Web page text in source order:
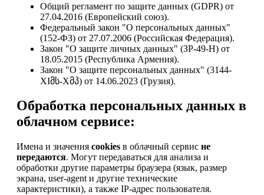
Общий регламент по защите данных (GDPR) от
27.04.2016 (Европейский союз).
Федеральный закон "О персональных данных"
(152-ФЗ) от 27.07.2006 (Российская Федерация).
Закон "О защите личных данных" (ЗР-49-Н) от
18.05.2015 (Республика Армения).
Закон "О защите персональных данных" (3144-
XIმს-Xმპ) от 14.06.2023 (Грузия).
Обработка персональных данных в
облачном сервисе:
Имена и значения cookies в облачный сервис не
передаются. Могут передаваться для анализа и
обработки другие параметры браузера (язык, размер
экрана, user-agent и другие технические
характеристики), а также IP-адрес пользователя.